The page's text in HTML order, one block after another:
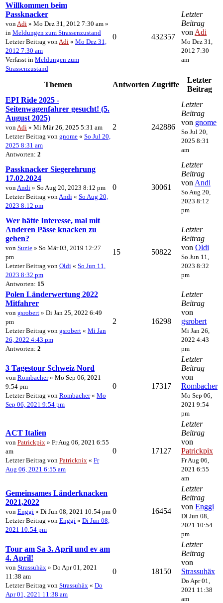
Willkommen beim
Passknacker
von Adi » Mo Dez 31, 2012 7:30 am »
in Meldungen zum Strassenzustand
Letzter Beitrag von Adi « Mo Dez 31,
2012 7:30 am
Verfasst in Meldungen zum
Strassenzustand
0 432357
Letzter
Beitrag
von Adi
Mo Dez 31,
2012 7:30
am
Themen Antworten Zugriffe
Letzter
Beitrag
EPI Ride 2025 -
Seitenwagenfahrer gesucht! (5.
August 2025)
von Adi » Mi Mär 26, 2025 5:31 am
Letzter Beitrag von gnome « So Jul 20,
2025 8:31 am
Antworten: 2
2 242886
Letzter
Beitrag
von gnome
So Jul 20,
2025 8:31
am
Passknacker Siegerehrung
17.02.2024
von Andi » So Aug 20, 2023 8:12 pm
Letzter Beitrag von Andi « So Aug 20,
2023 8:12 pm
0 30061
Letzter
Beitrag
von Andi
So Aug 20,
2023 8:12
pm
Wer hätte Interesse, mal mit
Anderen Pässe knacken zu
gehen?
von Suzie » So Mär 03, 2019 12:27
pm
Letzter Beitrag von Oldi « So Jun 11,
2023 8:32 pm
Antworten: 15
15 50822
Letzter
Beitrag
von Oldi
So Jun 11,
2023 8:32
pm
Polen Länderwertung 2022
Mitfahrer
von gsrobert » Di Jan 25, 2022 6:49
pm
Letzter Beitrag von gsrobert « Mi Jan
26, 2022 4:43 pm
Antworten: 2
2 16298
Letzter
Beitrag
von
gsrobert
Mi Jan 26,
2022 4:43
pm
3 Tagestour Schweiz Nord
von Rombacher» Mo Sep 06, 2021
9:54 pm
Letzter Beitrag von Rombacher« Mo
Sep 06, 2021 9:54 pm
0 17317
Letzter
Beitrag
von
Rombacher
Mo Sep 06,
2021 9:54
pm
ACT Italien
von Patrickpix » Fr Aug 06, 2021 6:55
am
Letzter Beitrag von Patrickpix « Fr
Aug 06, 2021 6:55 am
0 17127
Letzter
Beitrag
von
Patrickpix
Fr Aug 06,
2021 6:55
am
Gemeinsames Länderknacken
2021,2022
von Enggi » Di Jun 08, 2021 10:54 pm
Letzter Beitrag von Enggi « Di Jun 08,
2021 10:54 pm
0 16454
Letzter
Beitrag
von Enggi
Di Jun 08,
2021 10:54
pm
Tour am Sa 3. April und ev am
4. April!
von Strassuhäx » Do Apr 01, 2021
11:38 am
Letzter Beitrag von Strassuhäx « Do
Apr 01, 2021 11:38 am
0 18150
Letzter
Beitrag
von
Strassuhäx
Do Apr 01,
2021 11:38
am